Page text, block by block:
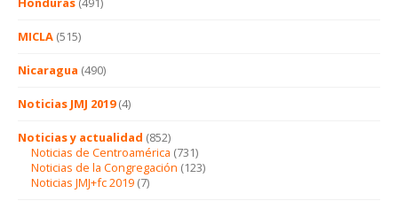
MICLA (515)
Nicaragua (490)
Noticias JMJ 2019(4)
Noticias y actualidad (852)
Noticias de Centroamérica (731)
Noticias de la Congregación (123)
Noticias JMJ+fc 2019 (7)